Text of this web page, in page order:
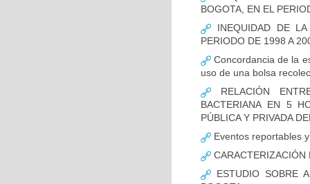
BOGOTA, EN EL
INEQUIDAD DE
PERIODO DE 1998 A
Concordancia de la
uso de una bolsa
RELACIÓN
BACTERIANA EN 5
PÚBLICA Y PRIVADA
Eventos reportables
CARACTERIZACIÓN
ESTUDIO SOBRE